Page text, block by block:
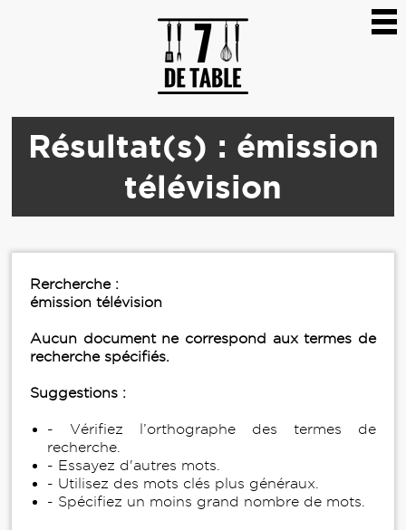
Résultat(s) : émission
télévision
Rercherche :
émission télévision
Aucun document ne correspond aux termes de
recherche spécifiés.
Suggestions :
- Vérifiez l’orthographe des termes de
recherche.
- Essayez d'autres mots.
- Utilisez des mots clés plus généraux.
- Spécifiez un moins grand nombre de mots.